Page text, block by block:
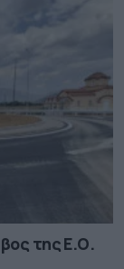
της Ε.Ο.